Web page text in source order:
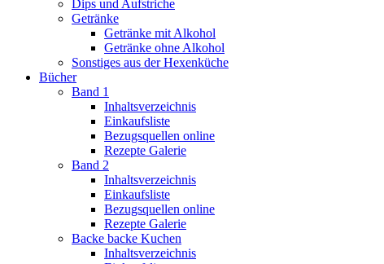
Dips und Aufstriche
Getränke
Getränke mit Alkohol
Getränke ohne Alkohol
Sonstiges aus der Hexenküche
Bücher
Band 1
Inhaltsverzeichnis
Einkaufsliste
Bezugsquellen online
Rezepte Galerie
Band 2
Inhaltsverzeichnis
Einkaufsliste
Bezugsquellen online
Rezepte Galerie
Backe backe Kuchen
Inhaltsverzeichnis